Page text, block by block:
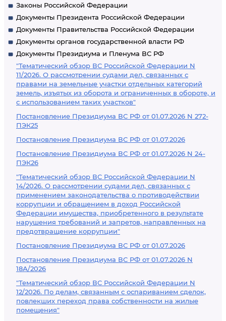
Законы Российской Федерации
Документы Президента Российской Федерации
Документы Правительства Российской Федерации
Документы органов государственной власти РФ
Документы Президиума и Пленума ВС РФ
"Тематический обзор ВС Российской Федерации N
11/2026. О рассмотрении судами дел, связанных с
правами на земельные участки отдельных категорий
земель, изъятых из оборота и ограниченных в обороте, и
с использованием таких участков"
Постановление Президиума ВС РФ от 01.07.2026 N 272-
ПЭК25
Постановление Президиума ВС РФ от 01.07.2026
Постановление Президиума ВС РФ от 01.07.2026 N 24-
ПЭК26
"Тематический обзор ВС Российской Федерации N
14/2026. О рассмотрении судами дел, связанных с
применением законодательства о противодействии
коррупции и обращением в доход Российской
Федерации имущества, приобретенного в результате
нарушения требований и запретов, направленных на
предотвращение коррупции"
Постановление Президиума ВС РФ от 01.07.2026
Постановление Президиума ВС РФ от 01.07.2026 N
18А/2026
"Тематический обзор ВС Российской Федерации N
12/2026. По делам, связанным с оспариванием сделок,
повлекших переход права собственности на жилые
помещения"